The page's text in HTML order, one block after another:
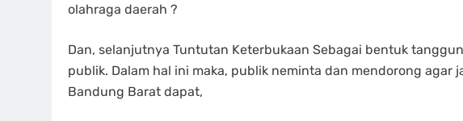
olahraga daerah ?
Dan, selanjutnya Tuntutan Keterbukaan Sebagai bentuk
publik. Dalam hal ini maka, publik neminta dan mendorong agar
Bandung Barat dapat,